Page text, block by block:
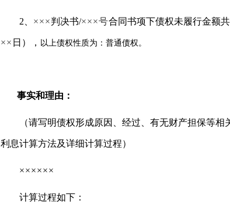
2、 ×××判决书/×××号合同书项下债权未履行金额
×× 日）， 以上债权性质为：普通债权。
事实和理由：
（请写明债权形成原因、经过、有无财产担保等
利息计算方法及详细计算过程）
××××××
计算过程如下：